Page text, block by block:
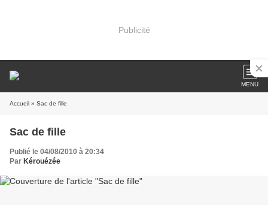
Publicité
MENU
Accueil » Sac de fille
Sac de fille
Publié le 04/08/2010 à 20:34
Par Kérouézée